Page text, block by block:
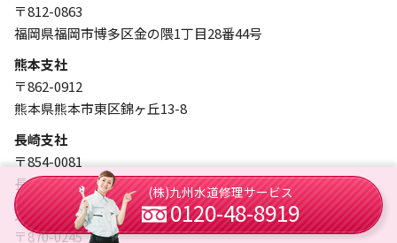
〒812-0863
福岡県福岡市博多区金の隈1丁目28番44号
熊本支社
〒862-0912
熊本県熊本市東区錦ヶ丘13-8
長崎支社
〒854-0081
長崎県諫早市栄田町7-17
大分支社
〒870-0245
(株)九州水道修理サービス
0120-48-8919